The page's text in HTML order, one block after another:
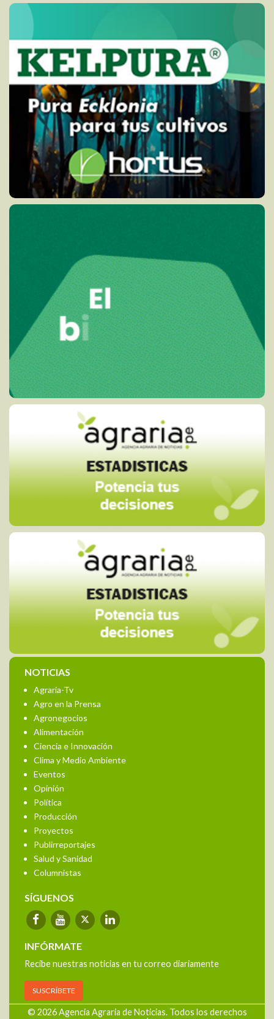
NOTICIAS
Agraria-Tv
Agro en la Prensa
Agronegocios
Alimentación
Ciencia e Innovación
Clima y Medio Ambiente
Eventos
Opinión
Política
Producción
Proyectos
Publirreportajes
Salud y Sanidad
Columnistas
SÍGUENOS
INFÓRMATE
Recibe nuestras noticias en tu correo diariamente
SUSCRÍBETE
© 2026 Agencia Agraria de Noticias. Todos los derechos